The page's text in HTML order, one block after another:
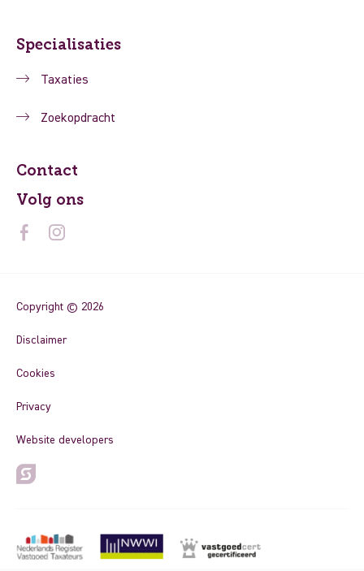
Specialisaties
Taxaties
Zoekopdracht
Contact
Volg ons
Copyright © 2026
Disclaimer
Cookies
Privacy
Website developers